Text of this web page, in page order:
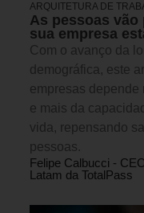
ARQUITETURA DE
As pessoas vão
sua empresa
Com o avanço da
demográfica, este
empresas depende
e mais da
vida, repensando
pessoas.
Felipe Calbucci -
Latam da TotalPass